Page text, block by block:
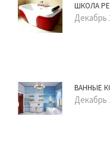
ШКОЛА
Декабрь
ВАННЫЕ
Декабрь